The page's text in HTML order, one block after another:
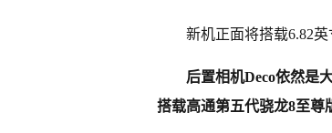
新机正面将搭载6.82
后置相机Deco依然是
搭载高通第五代骁龙8至尊